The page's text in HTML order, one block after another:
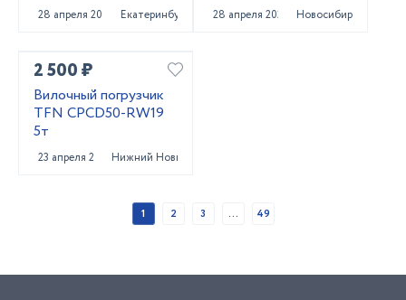
28 апреля 2025 Екатеринбург 28 апреля 2025 Новосибирск
2 500 ₽
Вилочный погрузчик
TFN CPCD50-RW19
5т
23 апреля 2025 Нижний Новгород
1 2 3 ... 49